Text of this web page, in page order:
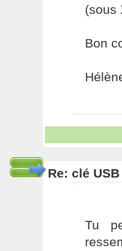
(sous
Bon
Re: clé USB
Tu